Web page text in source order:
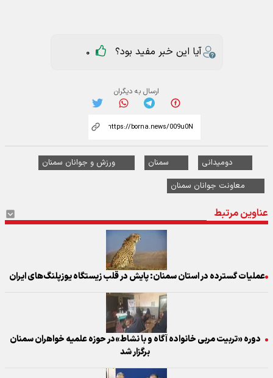
آیا این خبر مفید بود؟ 0
ارسال به دیگران
دومیدانی سمنان
ورزش و جوانان سمنان
معاونت جوانان سمنان
عناوین مرتبط
عملیات گسترده در استان سمنان: پایش در قلب زیستگاه یوزپلنگ‌های ایران
دوره «تربیت مربی خانواده آگاه و با نشاط»در حوزه علمیه خواهران سمنان
برگزار شد